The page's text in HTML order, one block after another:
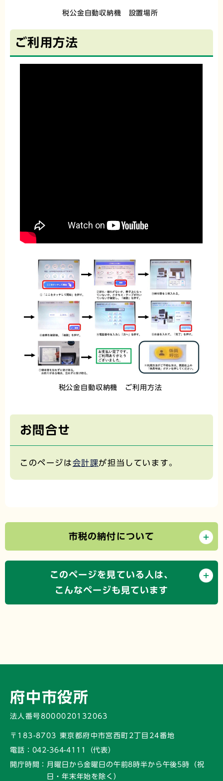
税公金自動収納機 設置場所
ご利用方法
税公金自動収納機 ご利用方法
お問合せ
このページは会計課が担当しています。
市税の納付について
このページを見ている人は、
こんなページも見ています
府中市役所
法人番号8000020132063
〒183-8703 東京都府中市宮西町2丁目24番地
電話： 042-364-4111（代表）
開庁時間： 月曜日から金曜日の午前8時半から午後5時 （祝
日・年末年始を除く）